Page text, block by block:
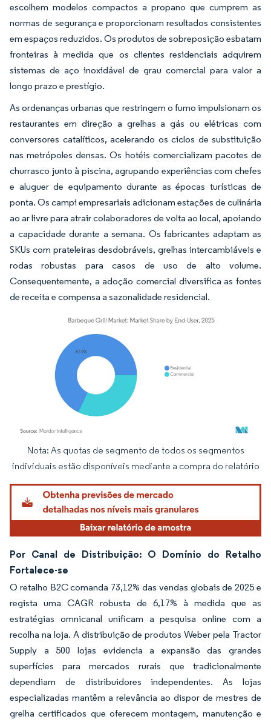
escolhem modelos compactos a propano que cumprem as
normas de segurança e proporcionam resultados consistentes
em espaços reduzidos. Os produtos de sobreposição esbatam
fronteiras à medida que os clientes residenciais adquirem
sistemas de aço inoxidável de grau comercial para valor a
longo prazo e prestígio.
As ordenanças urbanas que restringem o fumo impulsionam os
restaurantes em direção a grelhas a gás ou elétricas com
conversores catalíticos, acelerando os ciclos de substituição
nas metrópoles densas. Os hotéis comercializam pacotes de
churrasco junto à piscina, agrupando experiências com chefes
e aluguer de equipamento durante as épocas turísticas de
ponta. Os campi empresariais adicionam estações de culinária
ao ar livre para atrair colaboradores de volta ao local, apoiando
a capacidade durante a semana. Os fabricantes adaptam as
SKUs com prateleiras desdobráveis, grelhas intercambiáveis e
rodas robustas para casos de uso de alto volume.
Consequentemente, a adoção comercial diversifica as fontes
de receita e compensa a sazonalidade residencial.
Imagem © Mordor Intelligence. O reuso requer atribuição conforme CC BY 4.0.
Nota: As quotas de segmento de todos os segmentos
individuais estão disponíveis mediante a compra do relatório
Por Canal de Distribuição: O Domínio do Retalho
Fortalece-se
O retalho B2C comanda 73,12% das vendas globais de 2025 e
regista uma CAGR robusta de 6,17% à medida que as
estratégias omnicanal unificam a pesquisa online com a
recolha na loja. A distribuição de produtos Weber pela Tractor
Supply a 500 lojas evidencia a expansão das grandes
superfícies para mercados rurais que tradicionalmente
dependiam de distribuidores independentes. As lojas
especializadas mantêm a relevância ao dispor de mestres de
grelha certificados que oferecem montagem, manutenção e